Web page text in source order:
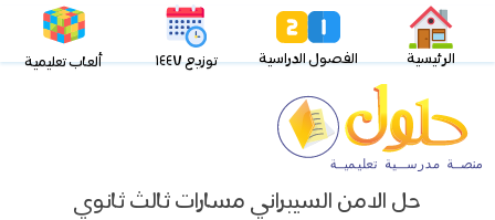
الرئيسية الفصول الدراسية توزيع ١٤٤٧ ألعاب تعليمية
حل الامن السيبراني مسارات ثالث ثانوي